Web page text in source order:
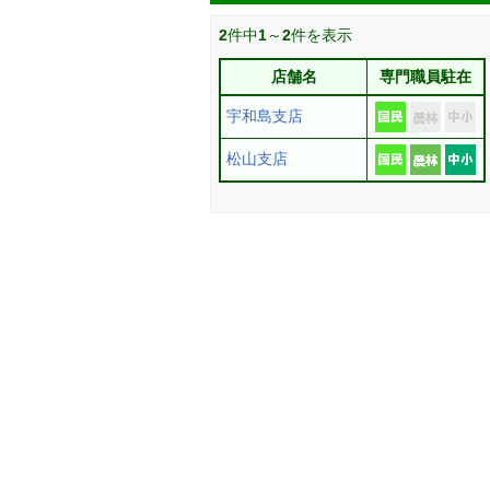
2件中1～2件を表示
店舗名 専門職員駐在
宇和島支店
松山支店